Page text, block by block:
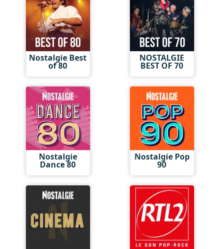
Nostalgie Best
of 80
NOSTALGIE
BEST OF 70
Nostalgie
Dance 80
Nostalgie Pop
90